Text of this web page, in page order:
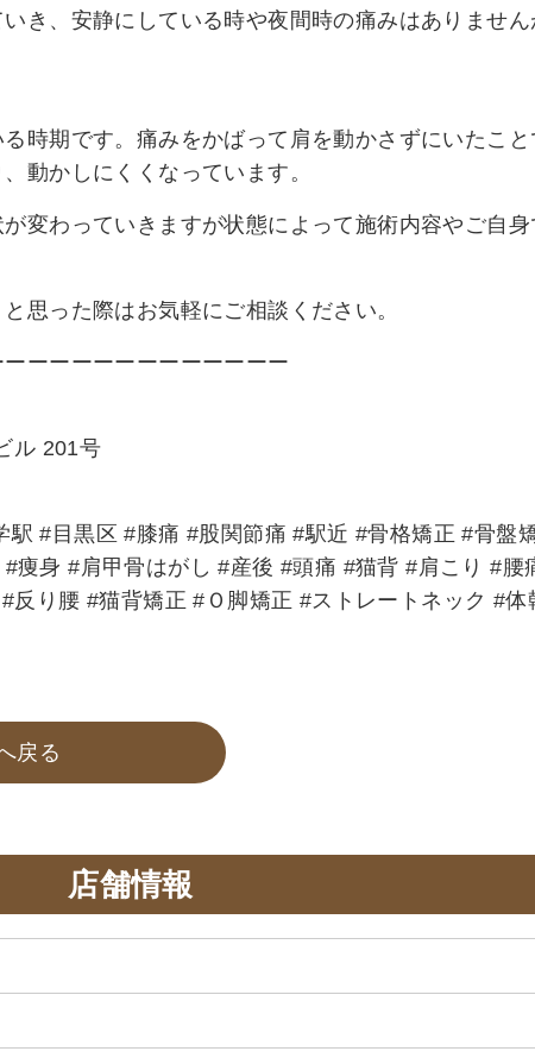
き、安静にしている時や夜間時の痛みはありません
時期です。痛みをかばって肩を動かさずにいたこと
動かしにくくなっています。
変わっていきますが状態によって施術内容やご自身
思った際はお気軽にご相談ください。
ーーーーーーーーーーーー
ル 201号
#目黒区 #膝痛 #股関節痛 #駅近 #骨格矯正 #骨盤
痩身 #肩甲骨はがし #産後 #頭痛 #猫背 #肩こり #腰
反り腰 #猫背矯正 #Ｏ脚矯正 #ストレートネック #体
戻る
店舗情報